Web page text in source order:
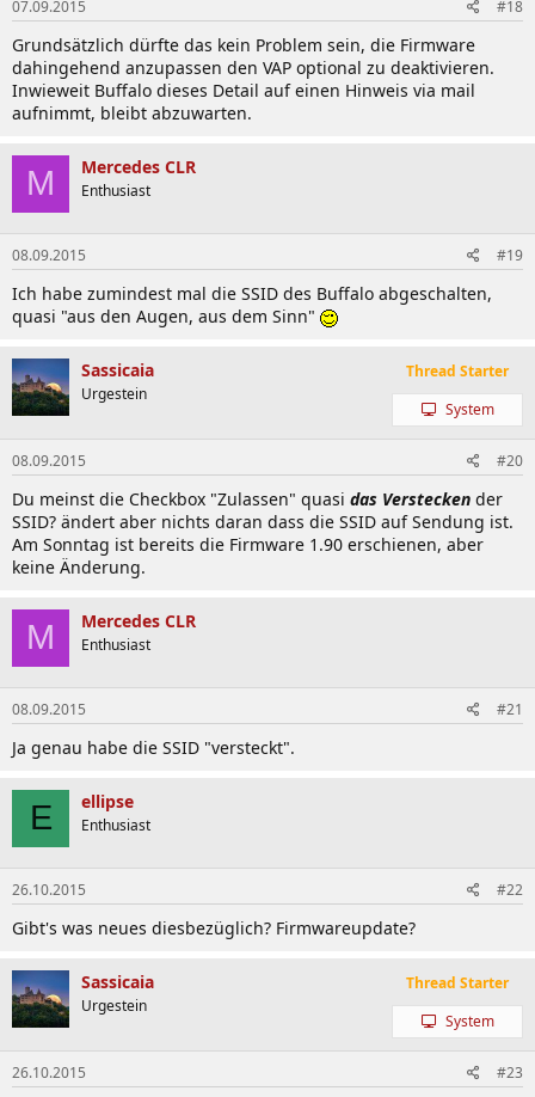
07.09.2015 #18
Grundsätzlich dürfte das kein Problem sein, die Firmware
dahingehend anzupassen den VAP optional zu deaktivieren.
Inwieweit Buffalo dieses Detail auf einen Hinweis via mail
aufnimmt, bleibt abzuwarten.
M Mercedes CLR
Enthusiast
08.09.2015 #19
Ich habe zumindest mal die SSID des Buffalo abgeschalten,
quasi "aus den Augen, aus dem Sinn"
Sassicaia
Urgestein
Thread Starter
System
08.09.2015 #20
Du meinst die Checkbox "Zulassen" quasi das Verstecken der
SSID? ändert aber nichts daran dass die SSID auf Sendung ist.
Am Sonntag ist bereits die Firmware 1.90 erschienen, aber
keine Änderung.
M Mercedes CLR
Enthusiast
08.09.2015 #21
Ja genau habe die SSID "versteckt".
E ellipse
Enthusiast
26.10.2015 #22
Gibt's was neues diesbezüglich? Firmwareupdate?
Sassicaia
Urgestein
Thread Starter
System
26.10.2015 #23